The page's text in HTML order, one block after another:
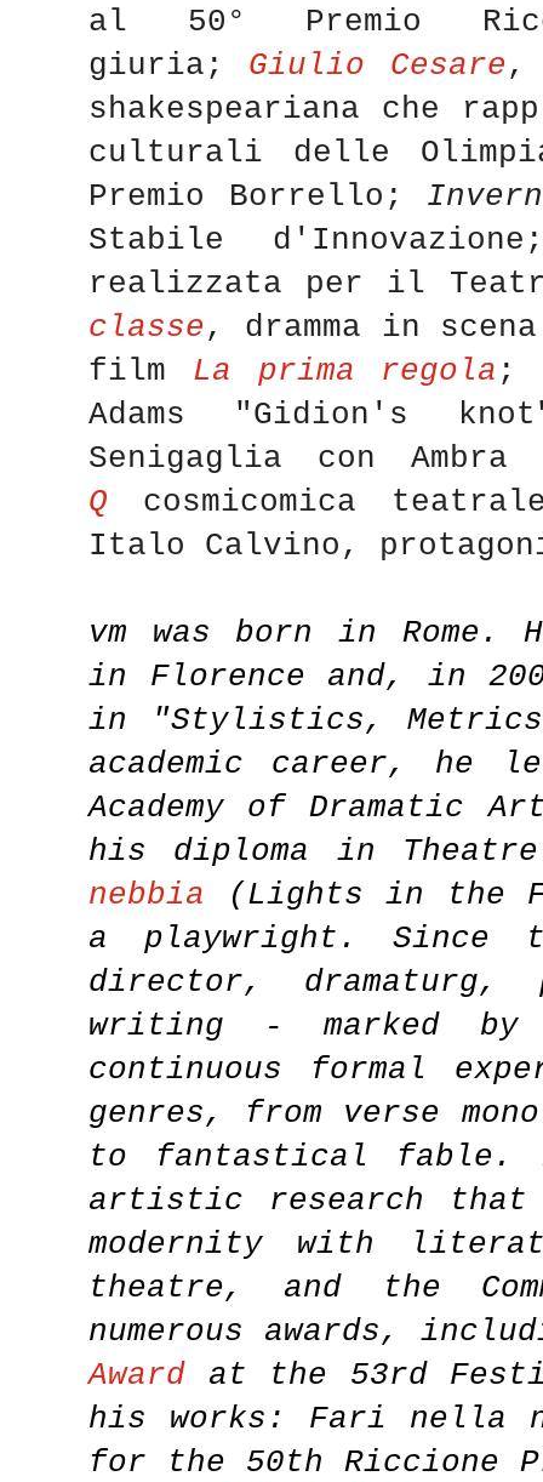
al 50° Premio
giuria; Giulio Cesare ,
shakespeariana che
culturali delle
Premio Borrello;
Stabile
realizzata per il
classe , dramma in
film La prima regola ;
Adams "Gidion's
Senigaglia con
Q cosmicomica
Italo Calvino,
vm was born in Rome.
in Florence and, in
in "Stylistics,
academic career, he
Academy of Dramatic
his diploma in
nebbia (Lights in the
a playwright. Since
director, dramaturg,
writing - marked
continuous formal
genres, from verse
to fantastical fable.
artistic research that
modernity with
theatre, and the
numerous awards,
Award at the 53rd
his works: Fari nella
for the 50th Riccione